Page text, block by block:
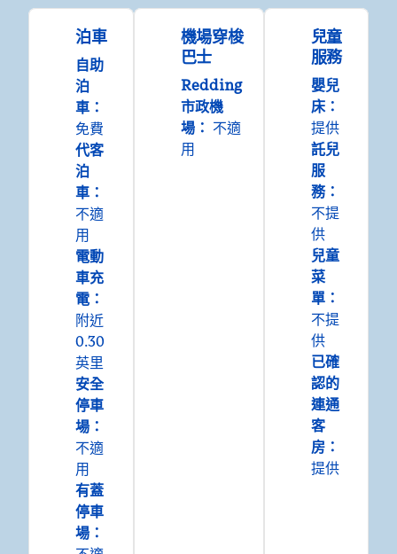
泊車
自助
泊
車 ：
免費
代客
泊
車 ：
不適
用
電動
車充
電 ：
附近
0.30
英里
安全
停車
場 ：
不適
用
有蓋
停車
場 ：
機場穿梭
巴士
Redding
市政機
場： 不適
用
兒童
服務
嬰兒
床：
提供
託兒
服
務：
不提
供
兒童
菜
單：
不提
供
已確
認的
連通
客
房：
提供